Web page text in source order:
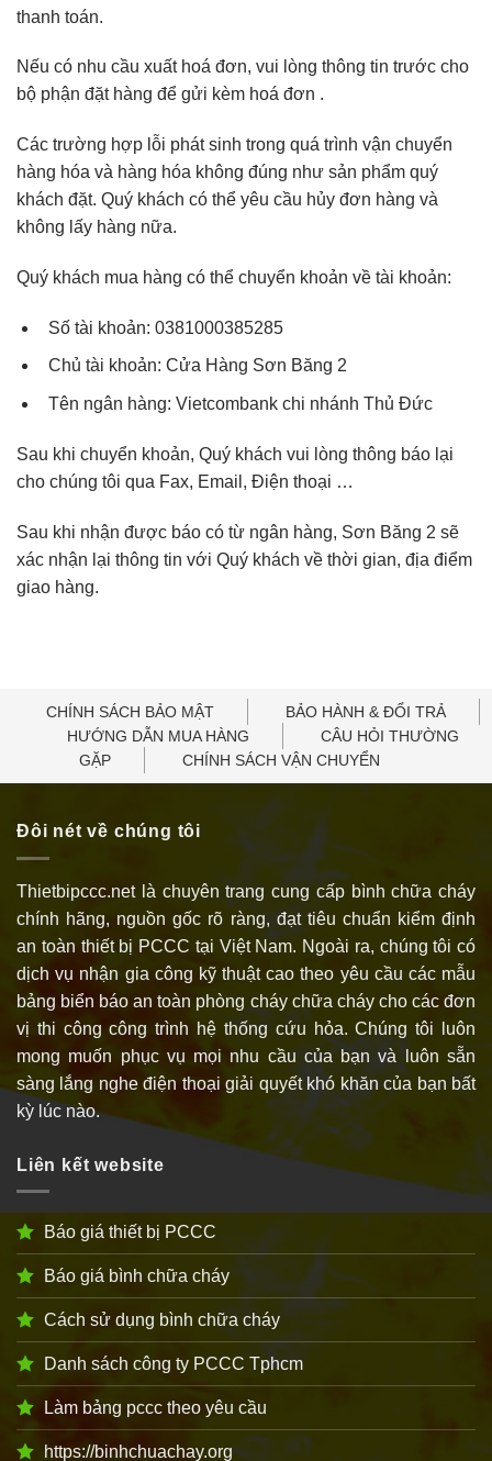
thanh toán.
Nếu có nhu cầu xuất hoá đơn, vui lòng thông tin trước cho
bộ phận đặt hàng để gửi kèm hoá đơn .
Các trường hợp lỗi phát sinh trong quá trình vận chuyển
hàng hóa và hàng hóa không đúng như sản phẩm quý
khách đặt. Quý khách có thể yêu cầu hủy đơn hàng và
không lấy hàng nữa.
Quý khách mua hàng có thể chuyển khoản về tài khoản:
Số tài khoản: 0381000385285
Chủ tài khoản: Cửa Hàng Sơn Băng 2
Tên ngân hàng: Vietcombank chi nhánh Thủ Đức
Sau khi chuyển khoản, Quý khách vui lòng thông báo lại
cho chúng tôi qua Fax, Email, Điện thoại …
Sau khi nhận được báo có từ ngân hàng, Sơn Băng 2 sẽ
xác nhận lại thông tin với Quý khách về thời gian, địa điểm
giao hàng.
CHÍNH SÁCH BẢO MẬT
BẢO HÀNH & ĐỔI TRẢ
HƯỚNG DẪN MUA HÀNG
CÂU HỎI THƯỜNG
GẶP
CHÍNH SÁCH VẬN CHUYỂN
Đôi nét về chúng tôi
Thietbipccc.net là chuyên trang cung cấp bình chữa cháy
chính hãng, nguồn gốc rõ ràng, đạt tiêu chuẩn kiểm định
an toàn thiết bị PCCC tại Việt Nam. Ngoài ra, chúng tôi có
dịch vụ nhận gia công kỹ thuật cao theo yêu cầu các mẫu
bảng biển báo an toàn phòng cháy chữa cháy cho các đơn
vị thi công công trình hệ thống cứu hỏa. Chúng tôi luôn
mong muốn phục vụ mọi nhu cầu của bạn và luôn sẵn
sàng lắng nghe điện thoại giải quyết khó khăn của bạn bất
kỳ lúc nào.
Liên kết website
Báo giá thiết bị PCCC
Báo giá bình chữa cháy
Cách sử dụng bình chữa cháy
Danh sách công ty PCCC Tphcm
Làm bảng pccc theo yêu cầu
https://binhchuachay.org